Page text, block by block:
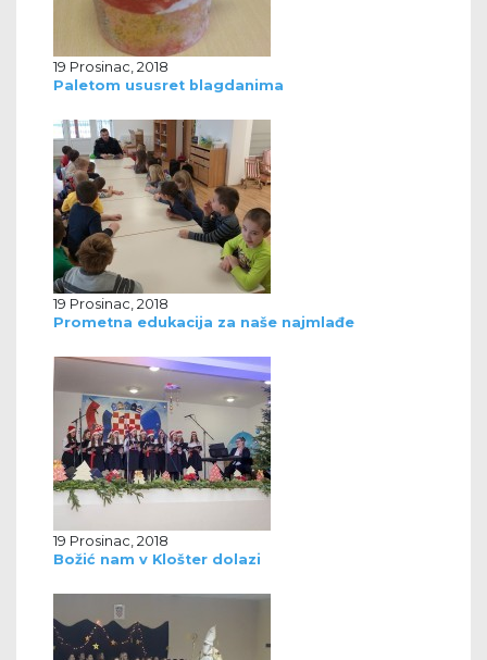
19 Prosinac, 2018
Paletom ususret blagdanima
19 Prosinac, 2018
Prometna edukacija za naše najmlađe
19 Prosinac, 2018
Božić nam v Klošter dolazi